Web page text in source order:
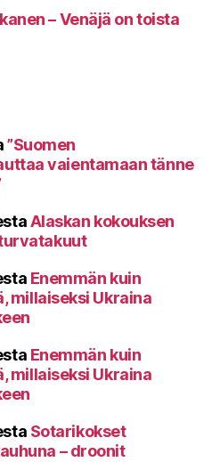
– Venäjä on toista
”Suomen
vaientamaan tänne
Alaskan kokouksen
Enemmän kuin
millaiseksi Ukraina
Enemmän kuin
millaiseksi Ukraina
Sotarikokset
– droonit